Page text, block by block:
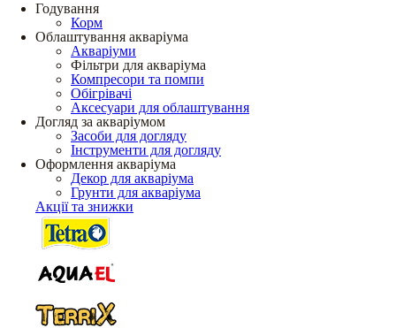
Годування
Корм
Облаштування акваріума
Акваріуми
Фільтри для акваріума
Компресори та помпи
Обігрівачі
Аксесуари для облаштування
Догляд за акваріумом
Засоби для догляду
Інструменти для догляду
Оформлення акваріума
Декор для акваріума
Грунти для акваріума
Акції та знижки